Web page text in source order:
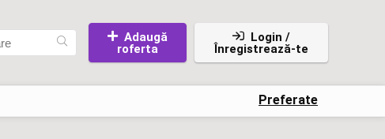
Adaugă
roferta
Login /
Înregistrează-te
Preferate